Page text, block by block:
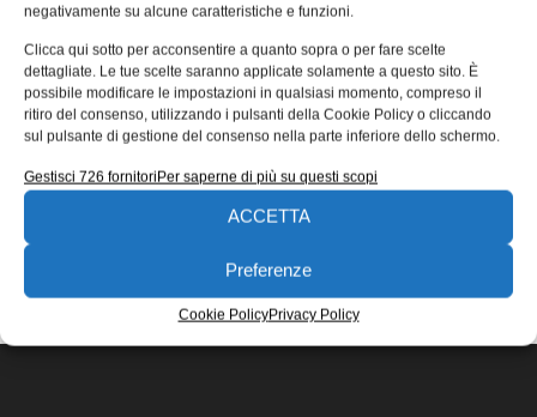
negativamente su alcune caratteristiche e funzioni.
Clicca qui sotto per acconsentire a quanto sopra o per fare scelte
dettagliate. Le tue scelte saranno applicate solamente a questo sito. È
possibile modificare le impostazioni in qualsiasi momento, compreso il
ritiro del consenso, utilizzando i pulsanti della Cookie Policy o cliccando
sul pulsante di gestione del consenso nella parte inferiore dello schermo.
Gestisci 726 fornitoriPer saperne di più su questi scopi
ACCETTA
Preferenze
Cookie PolicyPrivacy Policy
Alberto Arrigoni 20/06/2022
EDICOLA WEB